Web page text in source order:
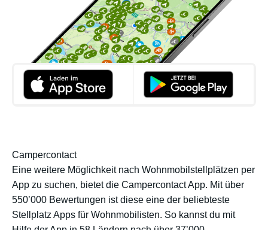
Campercontact
Eine weitere Möglichkeit nach Wohnmobilstellplätzen per
App zu suchen, bietet die Campercontact App. Mit über
550’000 Bewertungen ist diese eine der beliebteste
Stellplatz Apps für Wohnmobilisten. So kannst du mit